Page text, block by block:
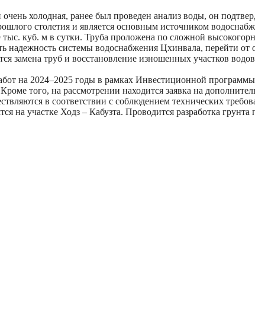
холодная, ранее был проведен анализ воды, он
столетия и является основным источником
куб. м в сутки. Труба проложена по сложной
надежность системы водоснабжения Цхинвала, перейти
замена труб и восстановление изношенных участков
на 2024–2025 годы в рамках Инвестиционной
того, на рассмотрении находится заявка на
в соответствии с соблюдением технических
на участке Ходз – Кабузта. Проводится разработка